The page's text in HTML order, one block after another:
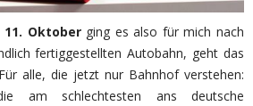
11. Oktoberging es also für mich nach
fertiggestellten Autobahn, geht das
alle, die jetzt nur Bahnhof verstehen:
am schlechtesten ans deutsche